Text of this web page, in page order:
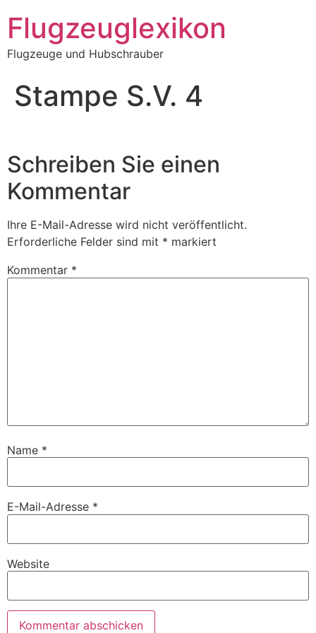
Inhalt
springen
Flugzeuglexikon
Flugzeuge und Hubschrauber
Stampe S.V. 4
Schreiben Sie einen
Kommentar
Ihre E-Mail-Adresse wird nicht veröffentlicht.
Erforderliche Felder sind mit * markiert
Kommentar *
Name *
E-Mail-Adresse *
Website